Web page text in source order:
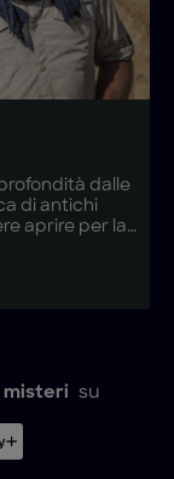
dalle
di antichi
aprire per la
misteri su